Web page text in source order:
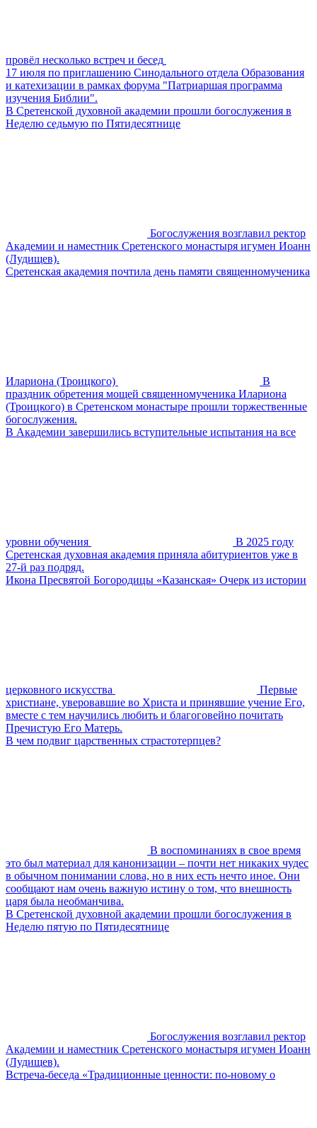
провёл несколько встреч и бесед
17 июля по приглашению Синодального отдела Образования
и катехизации в рамках форума "Патриаршая программа
изучения Библии".
В Сретенской духовной академии прошли богослужения в
Неделю седьмую по Пятидесятнице
Богослужения возглавил ректор
Академии и наместник Сретенского монастыря игумен Иоанн
(Лудищев).
Сретенская академия почтила день памяти священномученика
Илариона (Троицкого)
В
праздник обретения мощей священномученика Илариона
(Троицкого) в Сретенском монастыре прошли торжественные
богослужения.
В Академии завершились вступительные испытания на все
уровни обучения
В 2025 году
Сретенская духовная академия приняла абитуриентов уже в
27-й раз подряд.
Икона Пресвятой Богородицы «Казанская» Очерк из истории
церковного искусства
Первые
христиане, уверовавшие во Христа и принявшие учение Его,
вместе с тем научились любить и благоговейно почитать
Пречистую Его Матерь.
В чем подвиг царственных страстотерпцев?
В воспоминаниях в свое время
это был материал для канонизации – почти нет никаких чудес
в обычном понимании слова, но в них есть нечто иное. Они
сообщают нам очень важную истину о том, что внешность
царя была необманчива.
В Сретенской духовной академии прошли богослужения в
Неделю пятую по Пятидесятнице
Богослужения возглавил ректор
Академии и наместник Сретенского монастыря игумен Иоанн
(Лудищев).
Встреча-беседа «Традиционные ценности: по-новому о